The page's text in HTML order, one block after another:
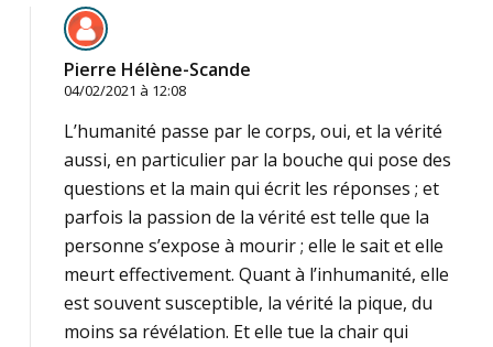
Pierre Hélène-Scande
04/02/2021 à 12:08
L’humanité passe par le corps, oui, et la vérité
aussi, en particulier par la bouche qui pose des
questions et la main qui écrit les réponses ; et
parfois la passion de la vérité est telle que la
personne s’expose à mourir ; elle le sait et elle
meurt effectivement. Quant à l’inhumanité, elle
est souvent susceptible, la vérité la pique, du
moins sa révélation. Et elle tue la chair qui